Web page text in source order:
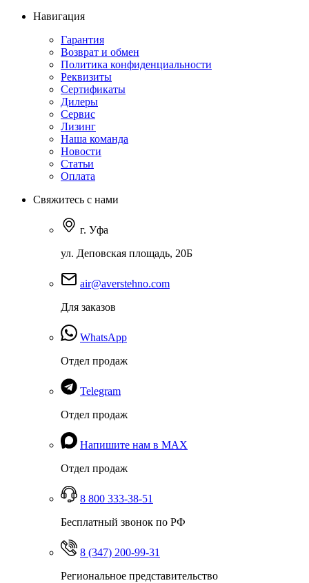
Навигация
Гарантия
Возврат и обмен
Политика конфиденциальности
Реквизиты
Сертификаты
Дилеры
Сервис
Лизинг
Наша команда
Новости
Статьи
Оплата
Свяжитесь с нами
г. Уфа
ул. Деповская площадь, 20Б
air@averstehno.com
Для заказов
WhatsApp
Отдел продаж
Telegram
Отдел продаж
Напишите нам в MAX
Отдел продаж
8 800 333-38-51
Бесплатный звонок по РФ
8 (347) 200-99-31
Региональное представительство